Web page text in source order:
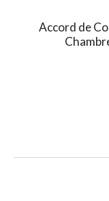
Accord de